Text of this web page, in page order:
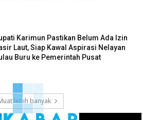
Karimun Pastikan Belum Ada Izin
Laut, Siap Kawal Aspirasi Nelayan
Buru ke Pemerintah Pusat
lebih banyak